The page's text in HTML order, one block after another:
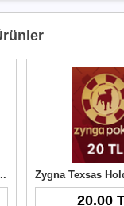
Poker 10TL
20.00